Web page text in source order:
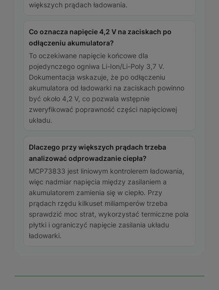
większych prądach ładowania.
Co oznacza napięcie 4,2 V na zaciskach po
odłączeniu akumulatora?
To oczekiwane napięcie końcowe dla
pojedynczego ogniwa Li-Ion/Li-Poly 3,7 V.
Dokumentacja wskazuje, że po odłączeniu
akumulatora od ładowarki na zaciskach powinno
być około 4,2 V, co pozwala wstępnie
zweryfikować poprawność części napięciowej
układu.
Dlaczego przy większych prądach trzeba
analizować odprowadzanie ciepła?
MCP73833 jest liniowym kontrolerem ładowania,
więc nadmiar napięcia między zasilaniem a
akumulatorem zamienia się w ciepło. Przy
prądach rzędu kilkuset miliamperów trzeba
sprawdzić moc strat, wykorzystać termiczne pola
płytki i ograniczyć napięcie zasilania układu
ładowarki.